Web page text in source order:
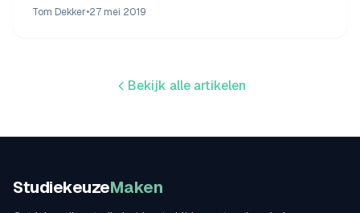
tips om je ouders te overtuigen.
Tom Dekker•27 mei 2019
Bekijk alle artikelen
StudiekeuzeMaken